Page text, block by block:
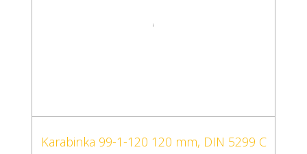
Karabinka 99-1-120 120 mm, DIN 5299 C